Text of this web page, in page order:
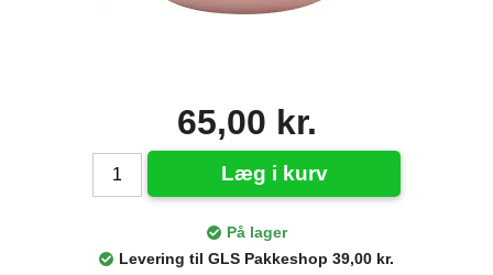
65,00 kr.
Læg i kurv
På lager
Levering til GLS Pakkeshop 39,00 kr.